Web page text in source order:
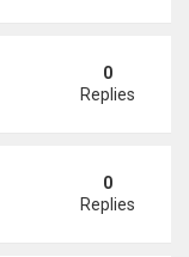
đồng thuê...
0
Replies
giặt'
0
Replies